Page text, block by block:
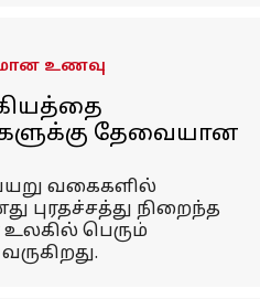
உணவு
தேவையான
வகைகளில்
நிறைந்த
பெரும்